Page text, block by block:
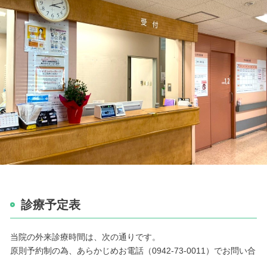
診療予定表
当院の外来診療時間は、次の通りです。
原則予約制の為、あらかじめお電話（0942-73-0011）でお問い合